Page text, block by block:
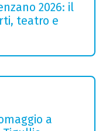
2026: il
teatro e
a